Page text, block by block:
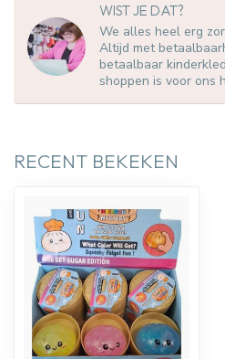
WIST JE DAT?
We alles heel erg
Altijd met
betaalbaar
shoppen is voor ons
RECENT BEKEKEN